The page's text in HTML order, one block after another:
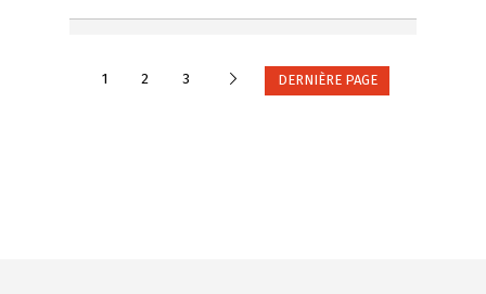
1 2 3 SuivanteDERNIÈRE PAGE